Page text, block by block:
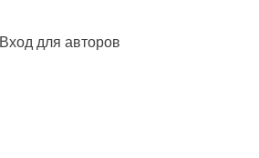
Вход для авторов